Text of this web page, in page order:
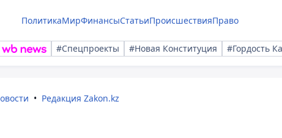
ПолитикаМирФинансыСтатьиПроисшествияПраво
#Спецпроекты #Новая Конституция #Гордость
Редакция Zakon.kz